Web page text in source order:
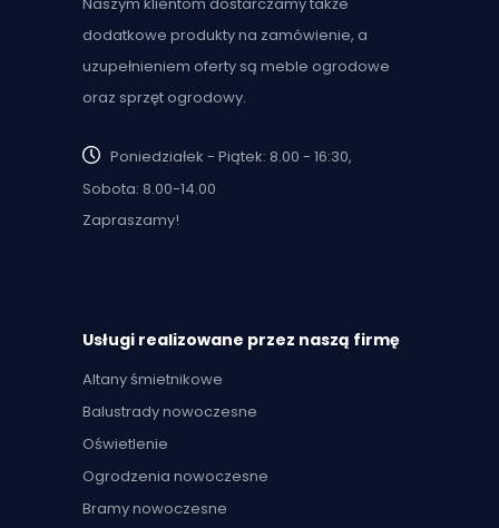
dodatkowe produkty na zamówienie, a
uzupełnieniem oferty są meble ogrodowe
oraz sprzęt ogrodowy.
Poniedziałek - Piątek: 8.00 - 16:30,
Sobota: 8.00-14.00
Zapraszamy!
Usługi realizowane przez naszą firmę
Altany śmietnikowe
Balustrady nowoczesne
Oświetlenie
Ogrodzenia nowoczesne
Bramy nowoczesne